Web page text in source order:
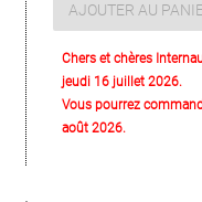
AJOUTER AU
Chers et chères
jeudi 16 juillet 2026.
Vous pourrez
août 2026.